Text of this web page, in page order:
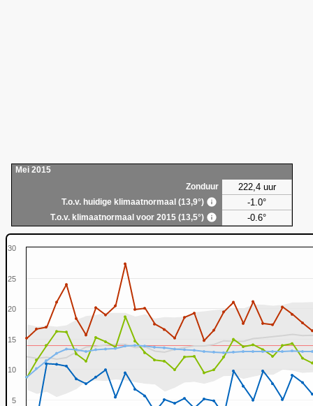
Mei 2015
Zonduur
222,4 uur
T.o.v. huidige klimaatnormaal (13,9°) -1.0°
T.o.v. klimaatnormaal voor 2015 (13,5°) -0.6°
5
10
15
20
25
30